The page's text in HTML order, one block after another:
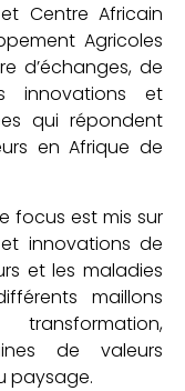
Centre Africain
Agricoles
d’échanges, de
innovations et
qui répondent
en Afrique de
focus est mis sur
innovations de
et les maladies
maillons
de valeurs
paysage.